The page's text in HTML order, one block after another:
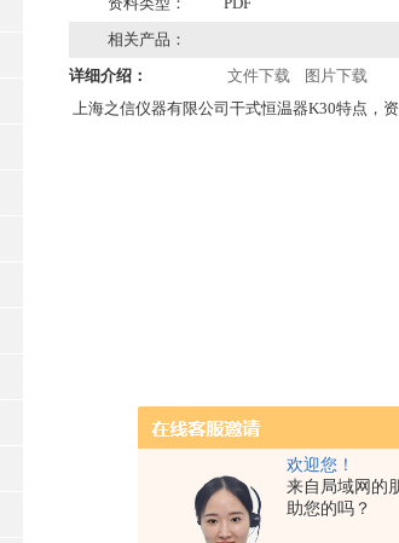
欢迎您！
来自局域网的
助您的吗？
相关产品：
详细介绍：
文件下载
图片下载
上海之信仪器有限公司干式恒温器K30特点，资